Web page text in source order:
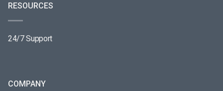
RESOURCES
24/7 Support
COMPANY